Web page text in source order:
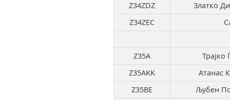
Z34ZDZ
Златко
Z34ZEC
Z35A
Трајко
Z35AKK
Атанас
Z35BE
Љубен